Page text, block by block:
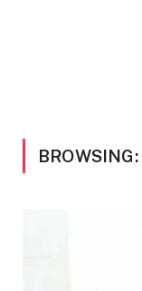
BROWSING: